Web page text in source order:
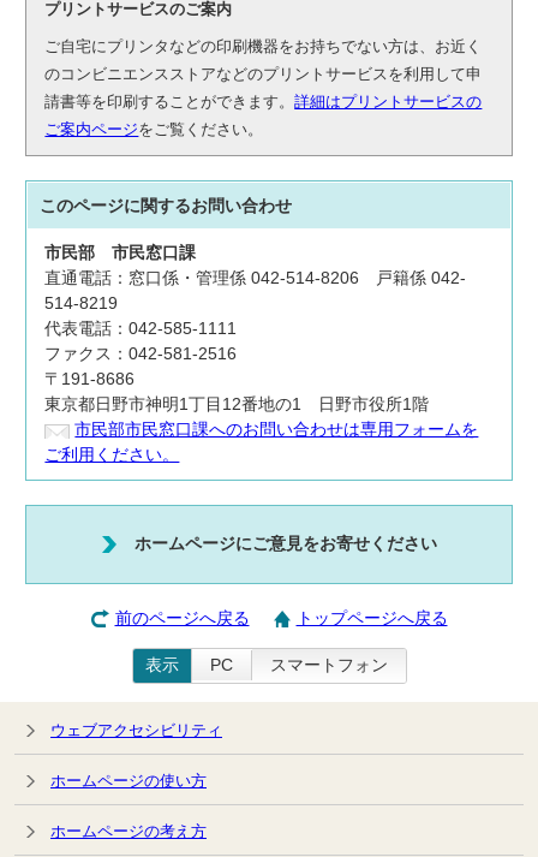
プリントサービスのご案内
ご自宅にプリンタなどの印刷機器をお持ちでない方は、お近く
のコンビニエンスストアなどのプリントサービスを利用して申
請書等を印刷することができます。詳細はプリントサービスの
ご案内ページをご覧ください。
このページに関するお問い合わせ
市民部市民窓口課
直通電話：窓口係・管理係 042-514-8206 戸籍係 042-
514-8219
代表電話：042-585-1111
ファクス：042-581-2516
〒191-8686
東京都日野市神明1丁目12番地の1 日野市役所1階
市民部市民窓口課へのお問い合わせは専用フォームを
ご利用ください。
ホームページにご意見をお寄せください
前のページへ戻る トップページへ戻る
表示 PC スマートフォン
ウェブアクセシビリティ
ホームページの使い方
ホームページの考え方